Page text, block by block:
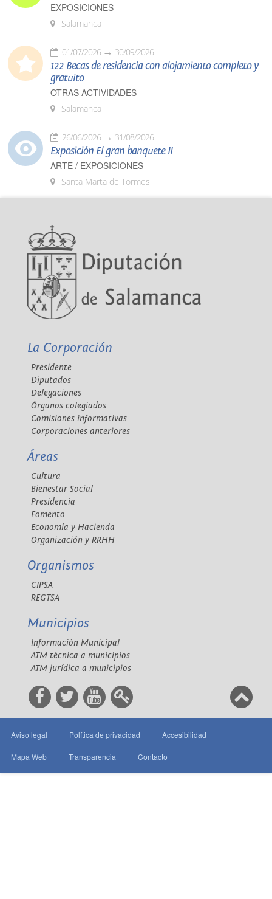
EXPOSICIONES
Salamanca
01/07/2026 30/09/2026
122 Becas de residencia con alojamiento completo y
gratuito
OTRAS ACTIVIDADES
Salamanca
26/06/2026 31/08/2026
Exposición El gran banquete II
ARTE / EXPOSICIONES
Santa Marta de Tormes
La Corporación
Presidente
Diputados
Delegaciones
Órganos colegiados
Comisiones informativas
Corporaciones anteriores
Áreas
Cultura
Bienestar Social
Presidencia
Fomento
Economía y Hacienda
Organización y RRHH
Organismos
CIPSA
REGTSA
Municipios
Información Municipal
ATM técnica a municipios
ATM jurídica a municipios
Aviso legal Política de privacidad Accesibilidad
Mapa Web Transparencia Contacto